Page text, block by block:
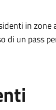
in
di un pass